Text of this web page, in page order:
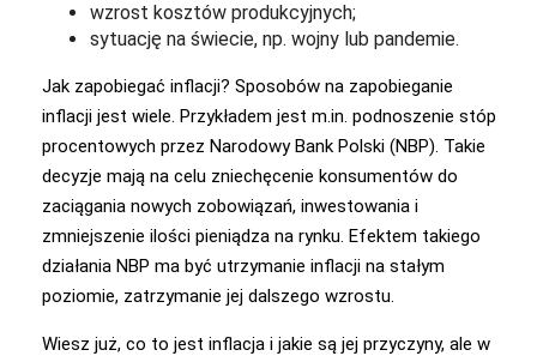
wzrost kosztów produkcyjnych;
sytuację na świecie, np. wojny lub pandemie.
Jak zapobiegać inflacji? Sposobów na zapobieganie
inflacji jest wiele. Przykładem jest m.in. podnoszenie stóp
procentowych przez Narodowy Bank Polski (NBP). Takie
decyzje mają na celu zniechęcenie konsumentów do
zaciągania nowych zobowiązań, inwestowania i
zmniejszenie ilości pieniądza na rynku. Efektem takiego
działania NBP ma być utrzymanie inflacji na stałym
poziomie, zatrzymanie jej dalszego wzrostu.
Wiesz już, co to jest inflacja i jakie są jej przyczyny, ale w